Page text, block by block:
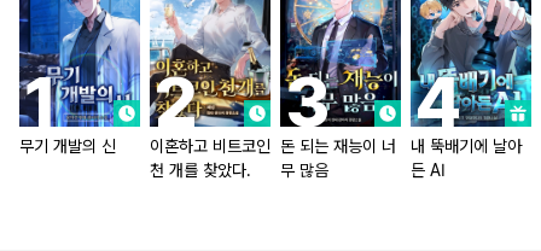
무기 개발의 신
이혼하고 비트코인
천 개를 찾았다.
돈 되는 재능이 너
무 많음
내 뚝배기에 날아
든 AI